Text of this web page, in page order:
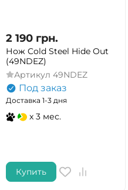
2 190 грн.
Нож Cold Steel Hide Out
(49NDEZ)
Артикул 49NDEZ
Под заказ
Доставка 1-3 дня
x 3 мес.
Купить